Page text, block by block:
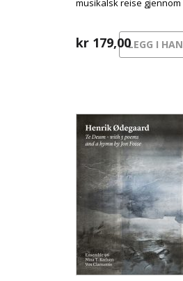
musikalsk reise
sorgens stille sang.
kr 179,00LEGG I